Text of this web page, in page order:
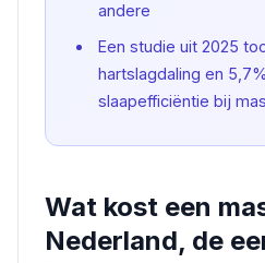
andere
Een studie uit 2025
hartslagdaling en
slaapefficiëntie bij
Wat kost een
Nederland, de